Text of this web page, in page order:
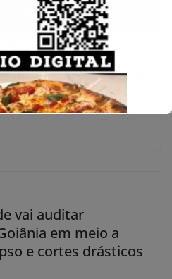
empatado:
clássico
B
vai auditar
em meio a
e cortes drásticos